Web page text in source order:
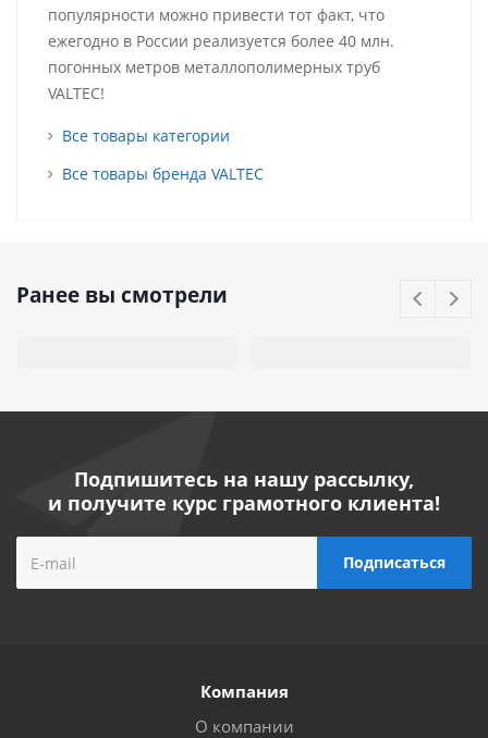
популярности можно привести тот факт, что
ежегодно в России реализуется более 40 млн.
погонных метров металлополимерных труб
VALTEC!
Все товары категории
Все товары бренда VALTEC
Ранее вы смотрели
Подпишитесь на нашу рассылку,
и получите курс грамотного клиента!
Компания
О компании